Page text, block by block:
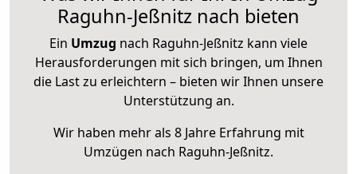
Raguhn-Jeßnitz nach bieten
Ein Umzug nach Raguhn-Jeßnitz kann viele
Herausforderungen mit sich bringen, um Ihnen
die Last zu erleichtern – bieten wir Ihnen unsere
Unterstützung an.
Wir haben mehr als 8 Jahre Erfahrung mit
Umzügen nach Raguhn-Jeßnitz.